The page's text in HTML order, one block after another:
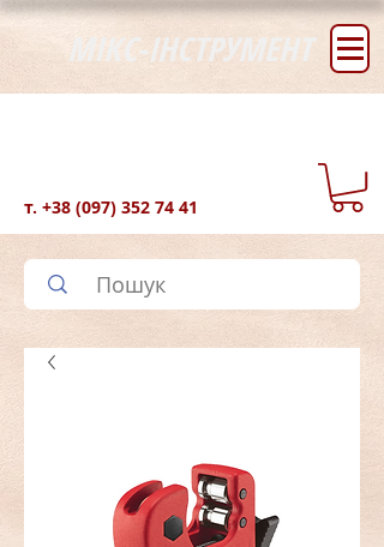
МІКС-ІНСТРУМЕНТ
т. +38 (097) 352 74 41